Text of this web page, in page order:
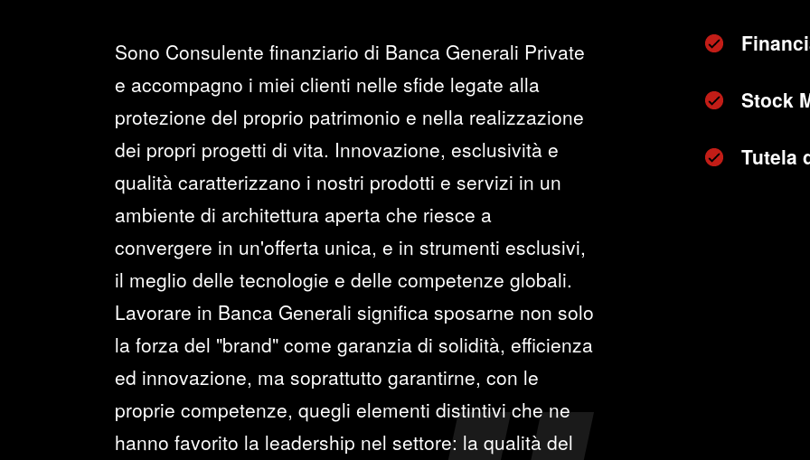
Sono Consulente finanziario di Banca Generali Private
e accompagno i miei clienti nelle sfide legate alla
protezione del proprio patrimonio e nella realizzazione
dei propri progetti di vita. Innovazione, esclusività e
qualità caratterizzano i nostri prodotti e servizi in un
ambiente di architettura aperta che riesce a
convergere in un'offerta unica, e in strumenti esclusivi,
il meglio delle tecnologie e delle competenze globali.
Lavorare in Banca Generali significa sposarne non solo
la forza del "brand" come garanzia di solidità, efficienza
ed innovazione, ma soprattutto garantirne, con le
proprie competenze, quegli elementi distintivi che ne
hanno favorito la leadership nel settore: la qualità del
Stock
Tutela